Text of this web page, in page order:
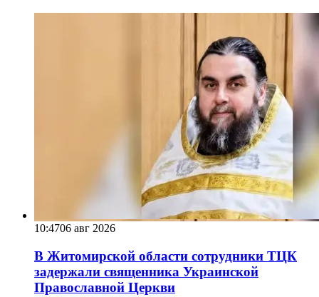
10:4706 авг 2026
В Житомирской области сотрудники ТЦК
задержали священника Украинской
Православной Церкви